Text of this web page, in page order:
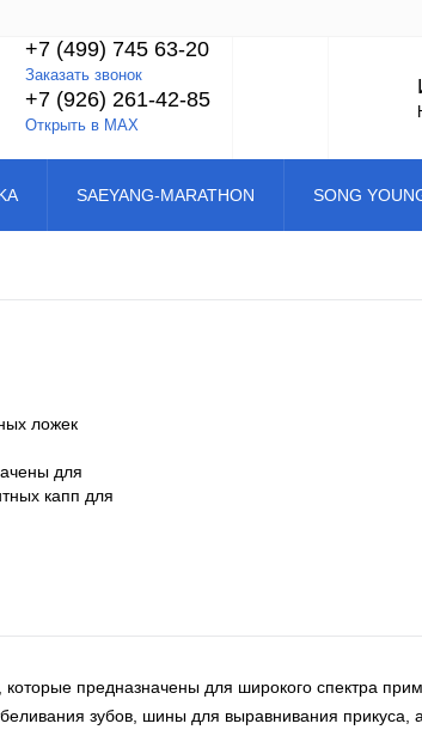
+7 (499) 745 63-20
Заказать звонок
+7 (926) 261-42-85
Открыть в MAX
SAEYANG-MARATHON SONG
ложек
для
капп для
предназначены для широкого спектра
зубов, шины для выравнивания прикуса,